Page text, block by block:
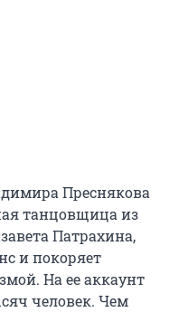
Преснякова
танцовщица из
Патрахина,
и покоряет
На ее аккаунт
человек. Чем